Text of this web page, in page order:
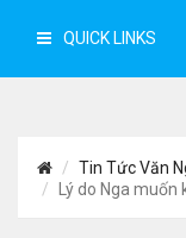
QUICK LINKS
Tin Tức Văn
Lý do Nga